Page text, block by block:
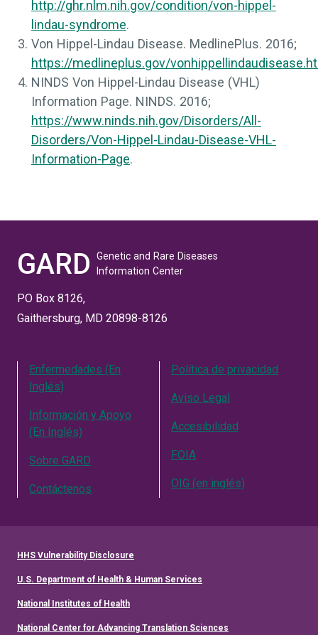
http://ghr.nlm.nih.gov/condition/von-hippel-
lindau-syndrome.
Von Hippel-Lindau Disease. MedlinePlus. 2016;
https://medlineplus.gov/
NINDS Von Hippel-Lindau Disease (VHL)
Information Page. NINDS. 2016;
https://www.ninds.nih.gov/Disorders/All-
Disorders/Von-Hippel-Lindau-Disease-VHL-
Information-Page.
GARD
Genetic and Rare Diseases
Information Center
PO Box 8126,
Gaithersburg, MD 20898-8126
Enfermedades (En
Inglés)
Información y Apoyo
(En Inglés)
Sobre GARD
Contáctenos
Política de privacidad
Aviso Legal
Accesibilidad
FOIA
OIG (en inglés)
HHS Vulnerability Disclosure
U.S. Department of Health & Human Services
National Institutes of Health
National Center for Advancing Translation Sciences